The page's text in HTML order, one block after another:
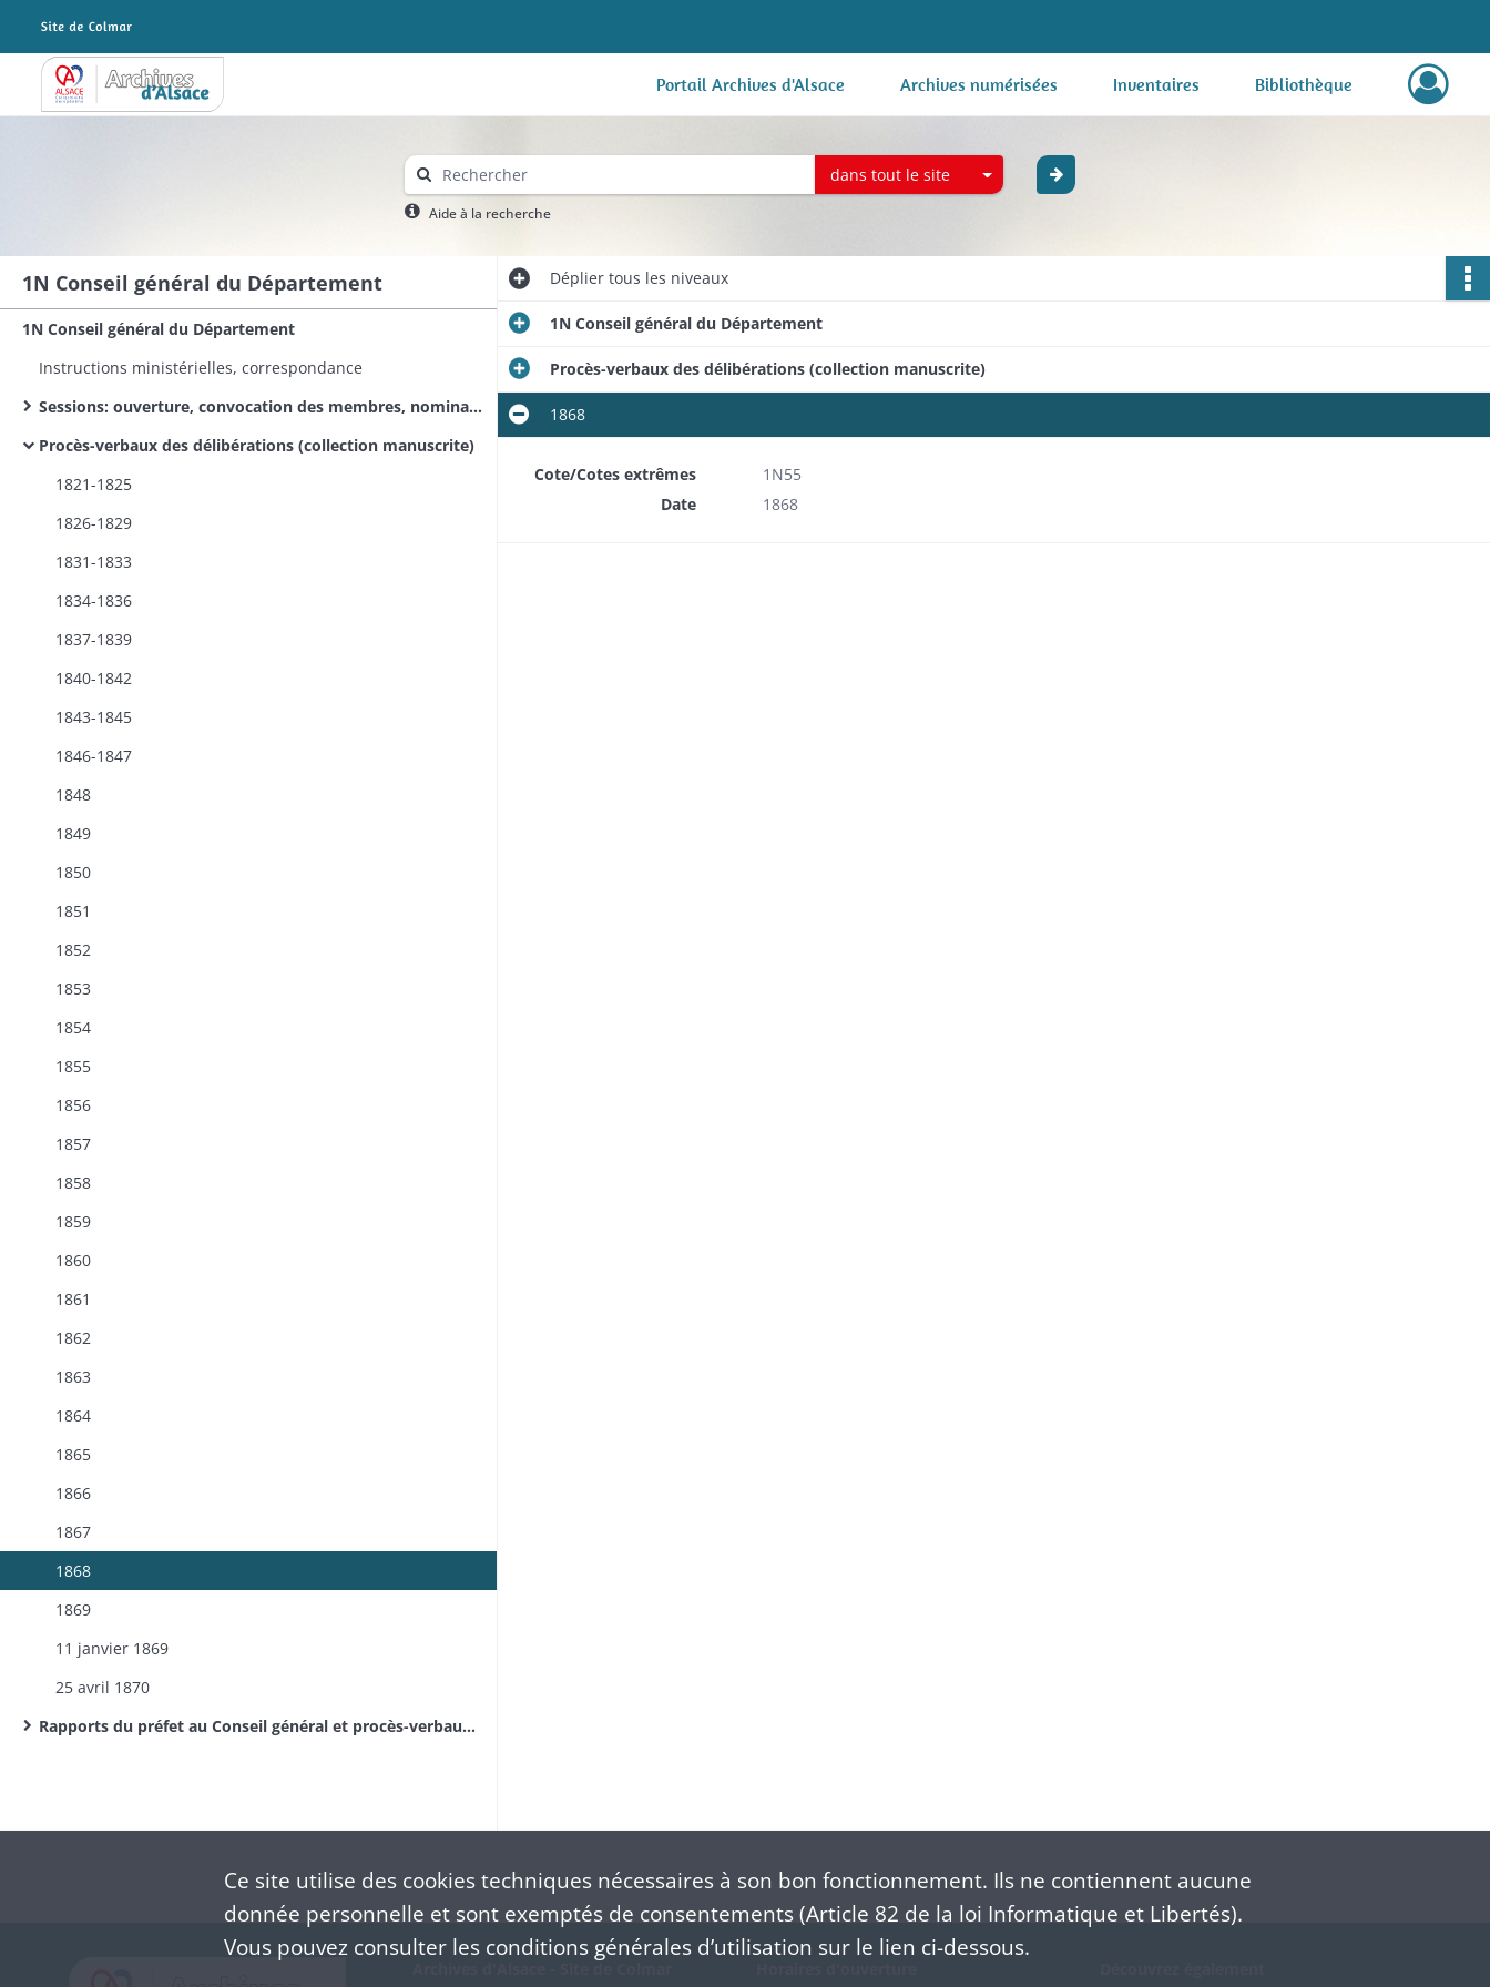
Archives Alsace - Colmar Portail Archives d'Alsace Archives numérisées Inventaires Bibliothèque
dans tout le site
Aide à la recherche
1N Conseil général du Département
1N Conseil général du Département
Instructions ministérielles, correspondance
Sessions: ouverture, convocation des membres, nomination des membres du bureau, affaires à l'ordre du jour, demandes de secours et de subventions par des particuliers et des associations, rapports du préfet et des chefs de services, voeux, votes, procès-verbaux des délibérations
Procès-verbaux des délibérations (collection manuscrite)
1821-1825
1826-1829
1831-1833
1834-1836
1837-1839
1840-1842
1843-1845
1846-1847
1848
1849
1850
1851
1852
1853
1854
1855
1856
1857
1858
1859
1860
1861
1862
1863
1864
1865
1866
1867
1868
1869
11 janvier 1869
25 avril 1870
Rapports du préfet au Conseil général et procès-verbaux des séances (collection imprimée)
Dépliertous les niveaux
1N Conseil général du Département
Procès-verbaux des délibérations (collection manuscrite)
1868
Cote/Cotes extrêmes
1N55
Date
1868
Ce site utilise des cookiestechniques nécessaires à son bon fonctionnement. Ils ne contiennent aucune
donnée personnelle et sont exemptés de consentements (Article 82 de la loi Informatique et Libertés).
Vous pouvez consulter les conditions générales d’utilisation sur le lien ci-dessous.